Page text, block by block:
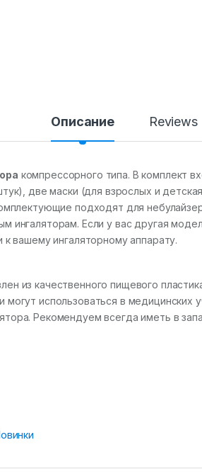
Описание Reviews
компрессорного типа. В комплект
две маски (для взрослых и
подходят для
ингаляторам. Если у вас другая
вашему ингаляторному аппарату.
из качественного пищевого
могут использоваться в медицинских
Рекомендуем всегда иметь в